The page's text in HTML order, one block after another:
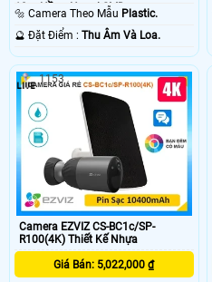
10m Hồng Ngoại SMD.
🔩 Camera Theo Mẫu Plastic.
️🔮 Đặt Điểm : Thu Âm Và Loa.
Camera EZVIZ CS-BC1c/SP-
R100(4K) Thiết Kế Nhựa
Giá Bán: 5,022,000 ₫
1153